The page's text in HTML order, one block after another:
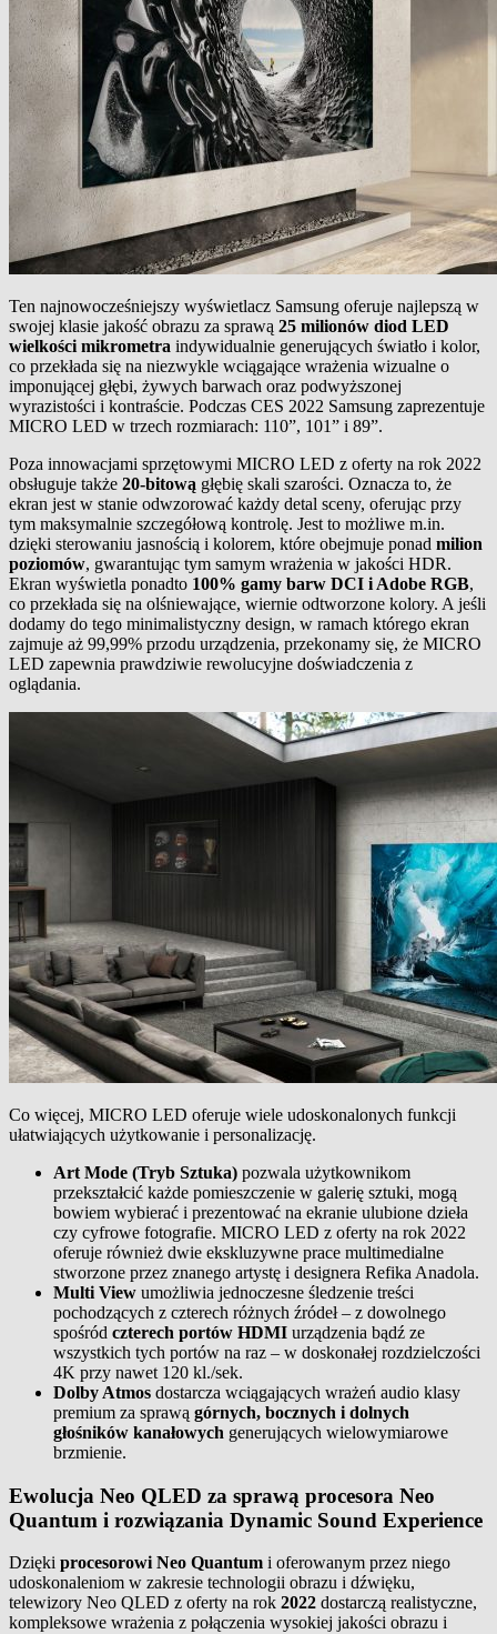
Ten najnowocześniejszy wyświetlacz Samsung oferuje najlepszą w
swojej klasie jakość obrazu za sprawą 25 milionów diod LED
wielkości mikrometra indywidualnie generujących światło i kolor,
co przekłada się na niezwykle wciągające wrażenia wizualne o
imponującej głębi, żywych barwach oraz podwyższonej
wyrazistości i kontraście. Podczas CES 2022 Samsung zaprezentuje
MICRO LED w trzech rozmiarach: 110”, 101” i 89”.
Poza innowacjami sprzętowymi MICRO LED z oferty na rok 2022
obsługuje także 20-bitową głębię skali szarości. Oznacza to, że
ekran jest w stanie odwzorować każdy detal sceny, oferując przy
tym maksymalnie szczegółową kontrolę. Jest to możliwe m.in.
dzięki sterowaniu jasnością i kolorem, które obejmuje ponad milion
poziomów, gwarantując tym samym wrażenia w jakości HDR.
Ekran wyświetla ponadto 100% gamy barw DCI i Adobe RGB,
co przekłada się na olśniewające, wiernie odtworzone kolory. A jeśli
dodamy do tego minimalistyczny design, w ramach którego ekran
zajmuje aż 99,99% przodu urządzenia, przekonamy się, że MICRO
LED zapewnia prawdziwie rewolucyjne doświadczenia z
oglądania.
Co więcej, MICRO LED oferuje wiele udoskonalonych funkcji
ułatwiających użytkowanie i personalizację.
Art Mode (Tryb Sztuka) pozwala użytkownikom
przekształcić każde pomieszczenie w galerię sztuki, mogą
bowiem wybierać i prezentować na ekranie ulubione dzieła
czy cyfrowe fotografie. MICRO LED z oferty na rok 2022
oferuje również dwie ekskluzywne prace multimedialne
stworzone przez znanego artystę i designera Refika Anadola.
Multi View umożliwia jednoczesne śledzenie treści
pochodzących z czterech różnych źródeł – z dowolnego
spośród czterech portów HDMI urządzenia bądź ze
wszystkich tych portów na raz – w doskonałej rozdzielczości
4K przy nawet 120 kl./sek.
Dolby Atmos dostarcza wciągających wrażeń audio klasy
premium za sprawą górnych, bocznych i dolnych
głośników kanałowych generujących wielowymiarowe
brzmienie.
Ewolucja Neo QLED za sprawą procesora Neo
Quantum i rozwiązania Dynamic Sound Experience
Dzięki procesorowi Neo Quantum i oferowanym przez niego
udoskonaleniom w zakresie technologii obrazu i dźwięku,
telewizory Neo QLED z oferty na rok 2022 dostarczą realistyczne,
kompleksowe wrażenia z połączenia wysokiej jakości obrazu i